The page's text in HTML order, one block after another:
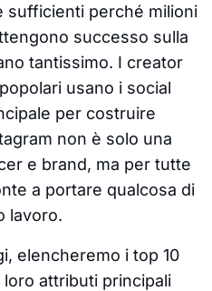
sufficienti perché milioni
successo sulla
tantissimo. I creator
usano i social
per costruire
non è solo una
e brand, ma per tutte
a portare qualcosa di
lavoro.
elencheremo i top 10
attributi principali